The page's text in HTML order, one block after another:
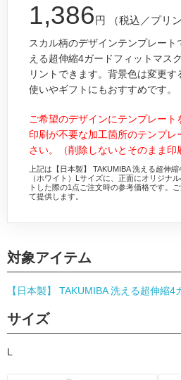
1,386円 （税込／プリ
スカル柄のデザインテンプレー
える超伸縮4ガードフィットマス
リントできます。背景色は変更
使いやギフトにもおすすめです。
ご希望のデザインにテンプレート
印刷が不要な加工箇所のテンプ
さい。（削除しないとそのまま印
上記は【日本製】 TAKUMIBA 洗える超伸
（ホワイト）Lサイズに、正面にオリジナ
トした際の1点ご注文時の参考価格です。
て提供します。
対象アイテム
【日本製】 TAKUMIBA 洗える超伸縮4
サイズ
L